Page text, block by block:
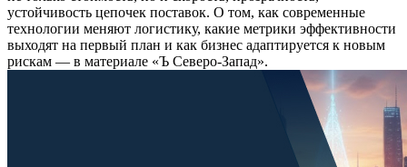
устойчивость цепочек поставок. О том, как современные
технологии меняют логистику, какие метрики эффективности
выходят на первый план и как бизнес адаптируется к новым
рискам — в материале «Ъ Северо-Запад».